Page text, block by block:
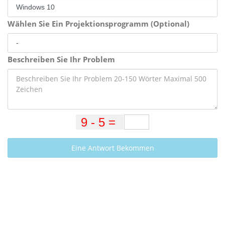
Wählen Sie Ein Projektionsprogramm (Optional)
Beschreiben Sie Ihr Problem
Eine Antwort Bekommen